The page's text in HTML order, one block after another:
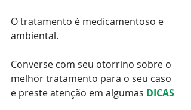
O tratamento é medicamentoso e
ambiental.
Converse com seu otorrino sobre o
melhor tratamento para o seu caso
e preste atenção em algumas DICAS